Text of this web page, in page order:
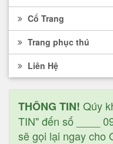
Cổ Trang
Trang phục thú
Liên Hệ
THÔNG TIN! Qúy
TIN" đến số ____
sẽ gọi lại ngay cho